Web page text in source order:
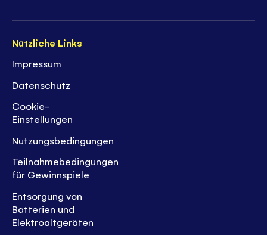
Nützliche Links
Impressum
Datenschutz
Cookie-
Einstellungen
Nutzungsbedingungen
Teilnahmebedingungen
für Gewinnspiele
Entsorgung von
Batterien und
Elektroaltgeräten